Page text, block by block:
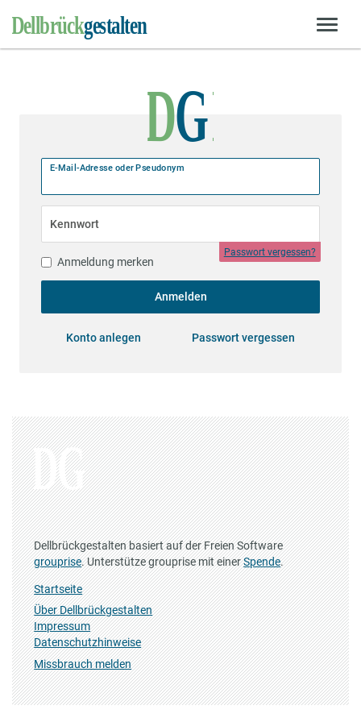
E-Mail-Adresse oder Pseudonym
Kennwort
Passwort vergessen?
Anmeldung merken
Anmelden
Konto anlegen Passwort vergessen
Dellbrückgestalten basiert auf der Freien Software
grouprise. Unterstütze grouprise mit einerSpende.
Startseite
Über Dellbrückgestalten
Impressum
Datenschutzhinweise
Missbrauch melden